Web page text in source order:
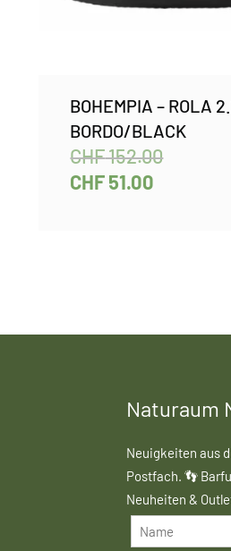
BOHEMPIA – ROLA
BORDO/BLACK
CHF152.00
CHF51.00
Naturaum
Neuigkeiten aus
Postfach. 👣
Neuheiten &